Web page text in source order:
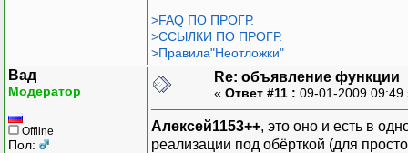
>FAQ ПО ПРОГР.
>ССЫЛКИ ПО ПРОГР.
>Правила"Неотложки"
Вад
Модератор
Offline
Пол:
Re: объявление функции
« Ответ #11 : 09-01-2009
Алексей1153++, это оно и есть в
реализации под обёрткой (для